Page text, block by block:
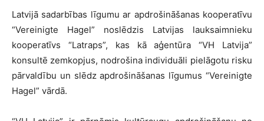
Latvijā sadarbības līgumu ar apdrošināšanas kooperatīvu
“Vereinigte Hagel” noslēdzis Latvijas lauksaimnieku
kooperatīvs “Latraps”, kas kā aģentūra “VH Latvija”
konsultē zemkopjus, nodrošina individuāli pielāgotu risku
pārvaldību un slēdz apdrošināšanas līgumus “Vereinigte
Hagel” vārdā.